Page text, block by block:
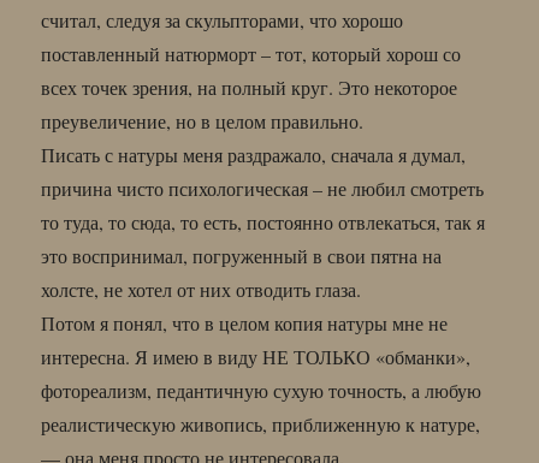
считал, следуя за скульпторами, что хорошо
поставленный натюрморт – тот, который хорош со
всех точек зрения, на полный круг. Это некоторое
преувеличение, но в целом правильно.
Писать с натуры меня раздражало, сначала я думал,
причина чисто психологическая – не любил смотреть
то туда, то сюда, то есть, постоянно отвлекаться, так я
это воспринимал, погруженный в свои пятна на
холсте, не хотел от них отводить глаза.
Потом я понял, что в целом копия натуры мне не
интересна. Я имею в виду НЕ ТОЛЬКО «обманки»,
фотореализм, педантичную сухую точность, а любую
реалистическую живопись, приближенную к натуре,
— она меня просто не интересовала.